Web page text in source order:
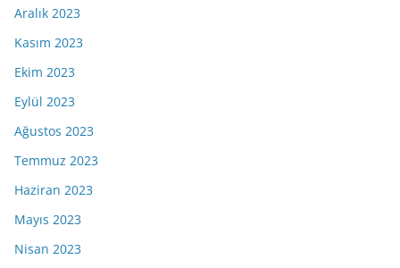
Aralık 2023
Kasım 2023
Ekim 2023
Eylül 2023
Ağustos 2023
Temmuz 2023
Haziran 2023
Mayıs 2023
Nisan 2023